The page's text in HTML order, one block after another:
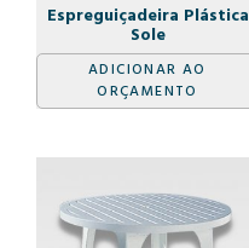
Espreguiçadeira Plástica
Sole
ADICIONAR AO
ORÇAMENTO